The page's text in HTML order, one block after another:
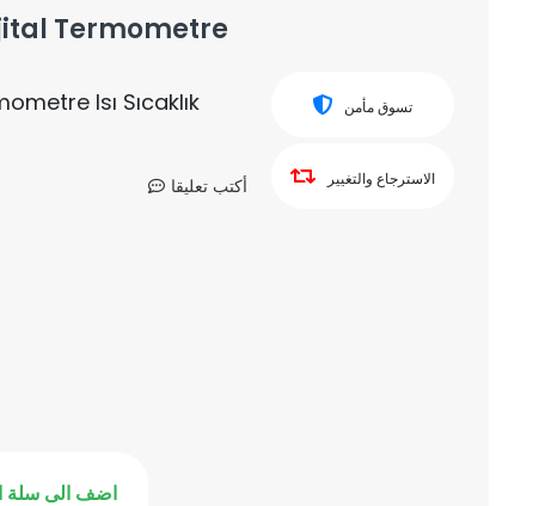
Termometre
Isı Sıcaklık
أكتب تعليقا
اضف الى سلة
تسوق مأمن
الاسترجاع والتغيير